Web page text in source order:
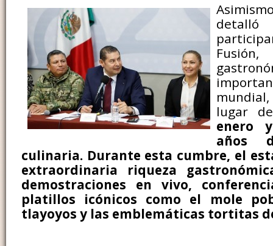
lugar
enero
años
culinaria. Durante esta cumbre, el
extraordinaria riqueza
demostraciones en vivo,
platillos icónicos como el mole
tlayoyos y las emblemáticas tortitas